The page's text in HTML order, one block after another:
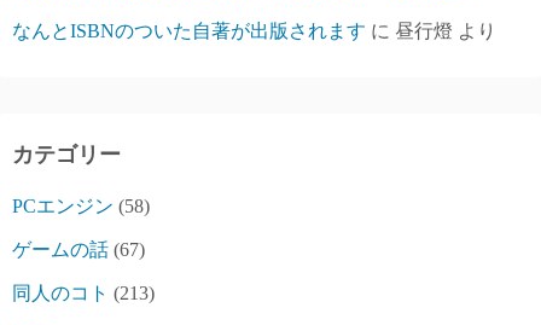
なんとISBNのついた自著が出版されます に 昼行燈 より
カテゴリー
PCエンジン (58)
ゲームの話 (67)
同人のコト (213)